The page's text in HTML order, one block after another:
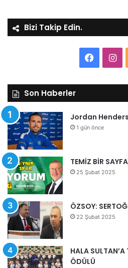
Bizi Takip Edin.
Son Haberler
Jordan
1 gün önce
TEMİZ BİR
25 Şubat 2025
ÖZSOY:
22 Şubat 2025
HALA SULTAN’A
ÖDÜLÜ